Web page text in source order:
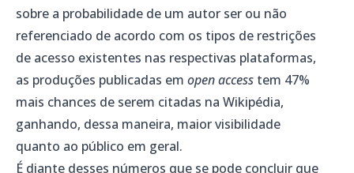
sobre a probabilidade de um autor ser ou não
referenciado de acordo com os tipos de restrições
de acesso existentes nas respectivas plataformas,
as produções publicadas em open access tem 47%
mais chances de serem citadas na Wikipédia,
ganhando, dessa maneira, maior visibilidade
quanto ao público em geral.
É diante desses números que se pode concluir que